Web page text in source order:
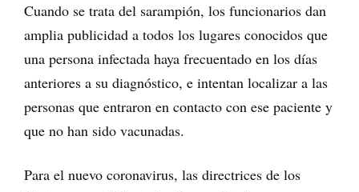
Cuando se trata del sarampión, los funcionarios dan
amplia publicidad a todos los lugares conocidos que
una persona infectada haya frecuentado en los días
anteriores a su diagnóstico, e intentan localizar a las
personas que entraron en contacto con ese paciente y
que no han sido vacunadas.
Para el nuevo coronavirus, las directrices de los